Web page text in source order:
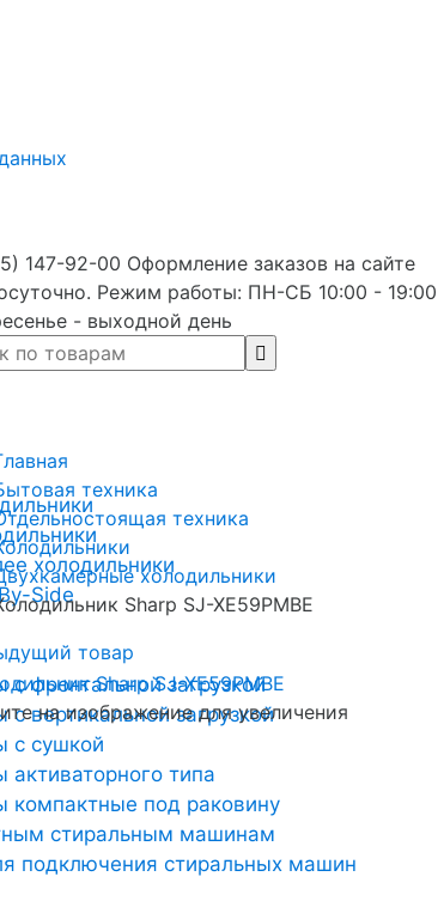
147-92-00 Оформление заказов на сайте
Режим работы: ПН-СБ 10:00 - 19:00
- выходной день
холодильники
Side
фронтальной загрузкой
вертикальной загрузкой
с сушкой
типа
под раковину
стиральным машинам
подключения стиральных машин
техника
техника
холодильники
Sharp SJ-XE59PMBE
товар
на изображение для увеличения